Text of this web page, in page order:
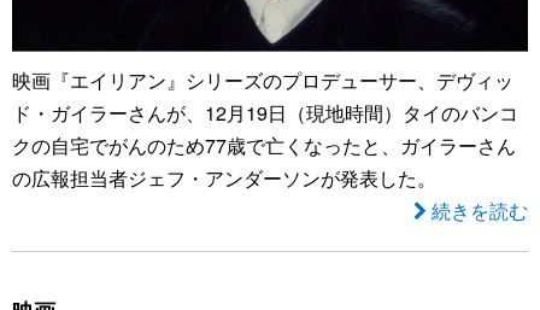
映画『エイリアン』シリーズのプロデューサー、デヴィッ
ド・ガイラーさんが、12月19日（現地時間）タイのバンコ
クの自宅でがんのため77歳で亡くなったと、ガイラーさん
の広報担当者ジェフ・アンダーソンが発表した。
続きを読む